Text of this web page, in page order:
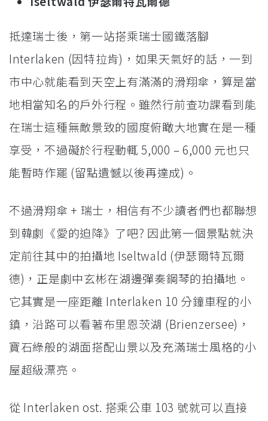
抵達瑞士後，第一站搭乘瑞士國鐵落腳
Interlaken (因特拉肯)，如果天氣好的話，一到
市中心就能看到天空上有滿滿的滑翔傘，算是當
地相當知名的戶外行程。雖然行前查功課看到能
在瑞士這種無敵景致的國度俯瞰大地實在是一種
享受，不過礙於行程動輒 5,000 – 6,000 元也只
能暫時作罷 (留點遺憾以後再達成)。
不過滑翔傘 + 瑞士，相信有不少讀者們也都聯想
到韓劇《愛的迫降》了吧? 因此第一個景點就決
定前往其中的拍攝地 Iseltwald (伊瑟爾特瓦爾
德)，正是劇中玄彬在湖邊彈奏鋼琴的拍攝地。
它其實是一座距離 Interlaken 10 分鐘車程的小
鎮，沿路可以看著布里恩茨湖 (Brienzersee)，
寶石綠般的湖面搭配山景以及充滿瑞士風格的小
屋超級漂亮。
從 Interlaken ost. 搭乘公車 103 號就可以直接